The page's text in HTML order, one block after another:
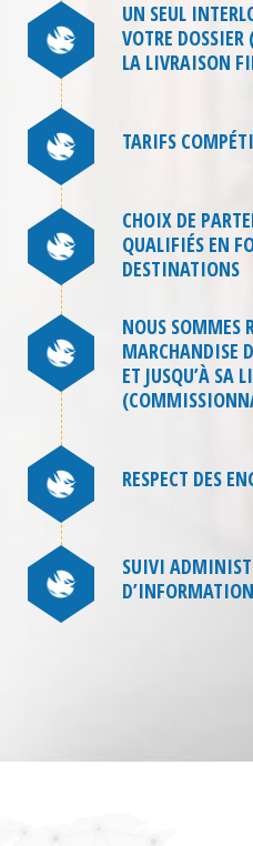
UN SEUL
VOTRE DOSSIER
LA LIVRAISON
TARIFS
CHOIX DE
QUALIFIÉS EN
DESTINATIONS
NOUS SOMMES
MARCHANDISE
ET JUSQU’À SA
RESPECT DES
SUIVI